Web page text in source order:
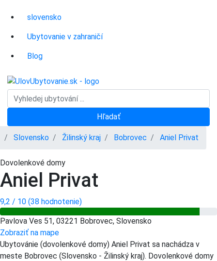
slovensko
Ubytovanie v zahraničí
Blog
Hľadať
Slovensko Žilinský kraj Bobrovec Aniel Privat
Dovolenkové domy
Aniel Privat
9,2 / 10 (38 hodnotenie)
Pavlova Ves 51, 03221 Bobrovec, Slovensko
Zobraziť na mape
Ubytovánie (dovolenkové domy) Aniel Privat sa nachádza v
meste Bobrovec (Slovensko - Žilinský kraj). Dovolenkové domy